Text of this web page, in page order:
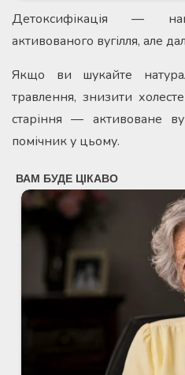
Детоксифікація —
активованого вугілля, але
Якщо ви шукайте
травлення, знизити
старіння — активоване
помічник у цьому.